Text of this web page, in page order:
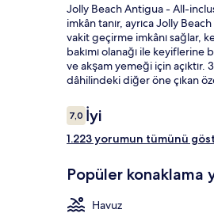
Jolly Beach Antigua - All-
imkân tanır, ayrıca Jolly
vakit geçirme imkânı sağlar,
bakımı olanağı ile
ve akşam yemeği için
dâhilindeki diğer öne çıkan
Yorumlar
7,07,0/10
İyi
1.223 yorumun tümünü
Popüler konaklama
Havuz